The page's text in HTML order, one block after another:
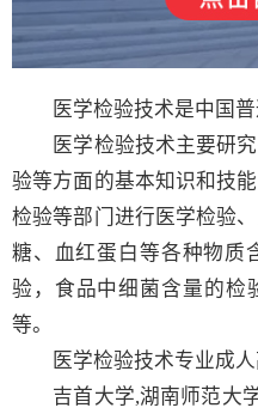
医学检验技术是中国普
医学检验技术主要研究
验等方面的基本知识和技
检验等部门进行医学检验
糖、血红蛋白等各种物质
验，食品中细菌含量的检
等。
医学检验技术专业成
吉首大学,湖南师范大学